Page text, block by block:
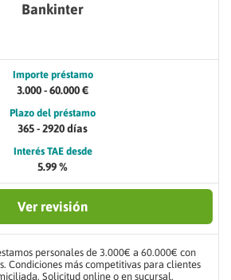
Bankinter
Importe préstamo
3.000 - 60.000 €
Plazo del préstamo
365 - 2920 días
Interés TAE desde
5.99 %
Ver revisión
personales de 3.000€ a 60.000€ con
Condiciones más competitivas para clientes
Solicitud online o en sucursal.